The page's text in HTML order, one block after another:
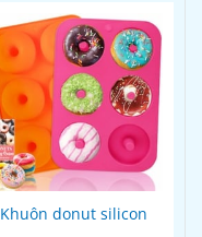
Khuôn donut silicon